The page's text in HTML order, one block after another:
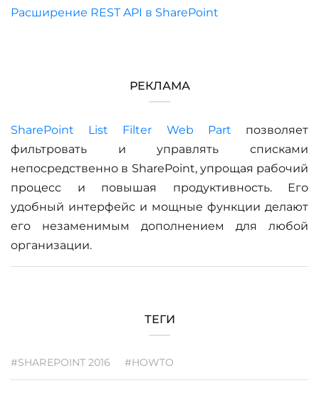
Расширение REST API в SharePoint
РЕКЛАМА
SharePoint List Filter Web Part позволяет
фильтровать и управлять списками
непосредственно в SharePoint, упрощая рабочий
процесс и повышая продуктивность. Его
удобный интерфейс и мощные функции делают
его незаменимым дополнением для любой
организации.
ТЕГИ
#SHAREPOINT 2016 #HOWTO